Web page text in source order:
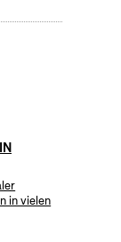
in vielen